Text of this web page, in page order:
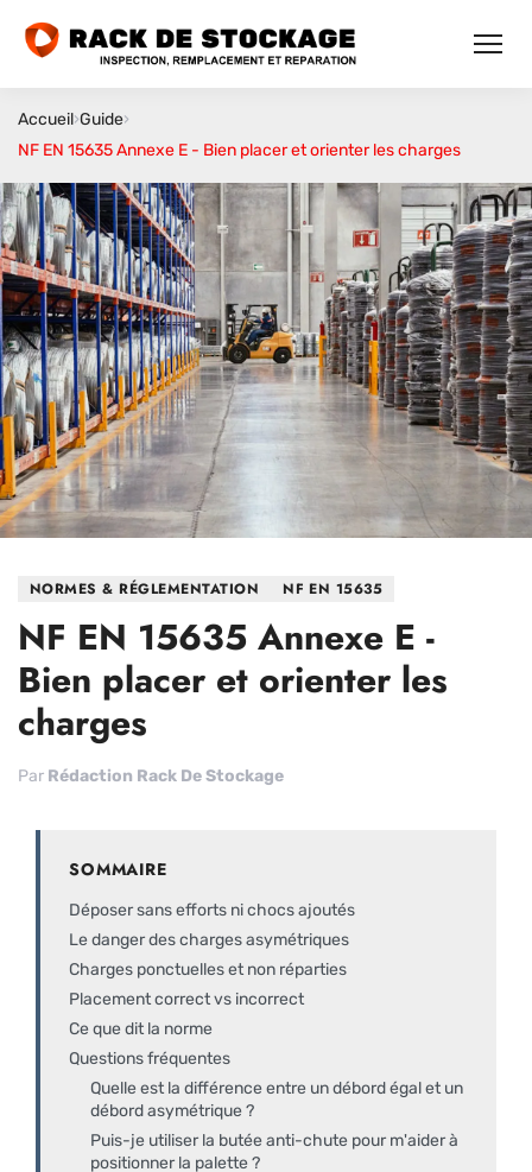
Accueil›Guide›
NF EN 15635 Annexe E - Bien placer et orienter les charges
NORMES & RÉGLEMENTATION NF EN 15635
NF EN 15635 Annexe E -
Bien placer et orienter les
charges
Par Rédaction Rack De Stockage
SOMMAIRE
Déposer sans efforts ni chocs ajoutés
Le danger des charges asymétriques
Charges ponctuelles et non réparties
Placement correct vs incorrect
Ce que dit la norme
Questions fréquentes
Quelle est la différence entre un débord égal et un
débord asymétrique ?
Puis-je utiliser la butée anti-chute pour m'aider à
positionner la palette ?